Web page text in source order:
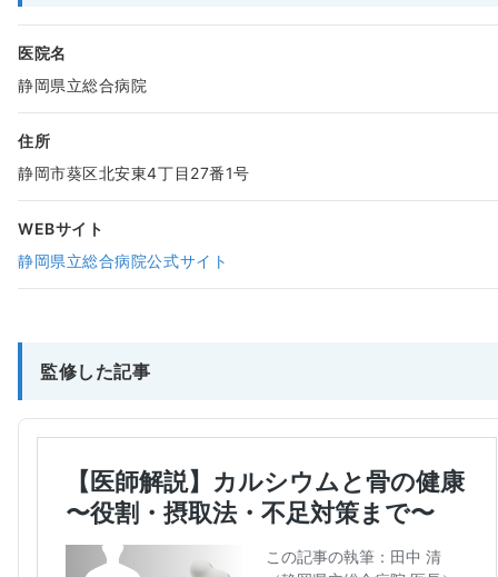
医院名
静岡県立総合病院
住所
静岡市葵区北安東4丁目27番1号
WEBサイト
静岡県立総合病院公式サイト
監修した記事